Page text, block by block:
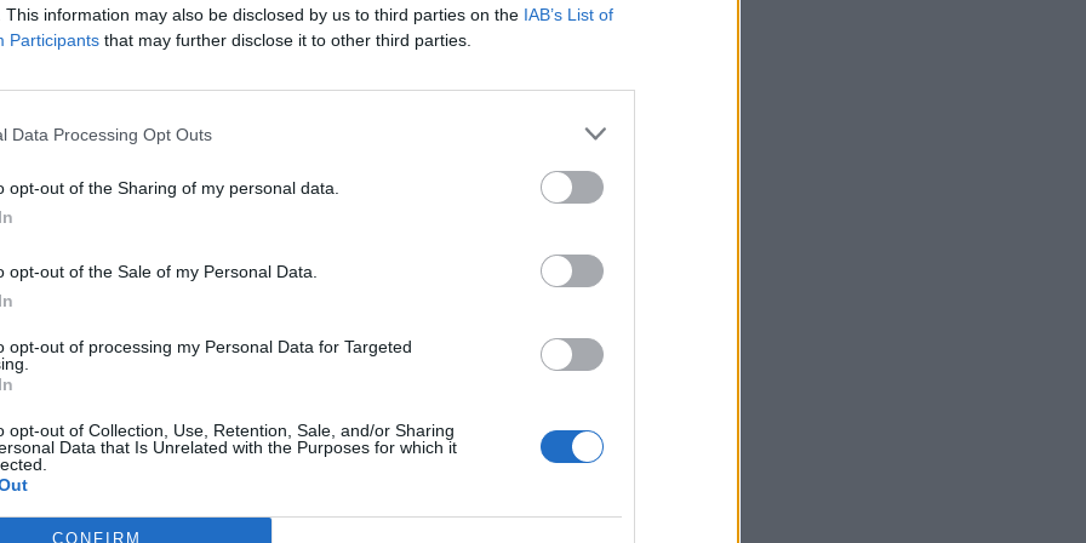
This information may also be disclosed by us to third parties on the IAB’s List of
Participants that may further disclose it to other third parties.
Data Processing Opt Outs
opt-out of the Sharing of my personal data.
opt-out of the Sale of my Personal Data.
opt-out of processing my Personal Data for Targeted
opt-out of Collection, Use, Retention, Sale, and/or Sharing
Data that Is Unrelated with the Purposes for which it
CONFIRM
Γρεβενάεδω!
στο
σημειώνονται με*